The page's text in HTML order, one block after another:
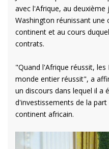
avec l'Afrique, au
Washington réunissant une
continent et au cours
contrats.
"Quand l'Afrique réussit, les
monde entier réussit", a
un discours dans lequel il a
d'investissements de la
continent africain.